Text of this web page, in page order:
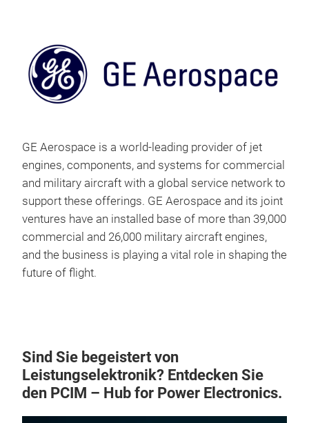
GE Aerospace is a world-leading provider of jet
engines, components, and systems for commercial
and military aircraft with a global service network to
support these offerings. GE Aerospace and its joint
ventures have an installed base of more than 39,000
commercial and 26,000 military aircraft engines,
and the business is playing a vital role in shaping the
future of flight.
Sind Sie begeistert von
Leistungselektronik? Entdecken Sie
den PCIM – Hub for Power Electronics.